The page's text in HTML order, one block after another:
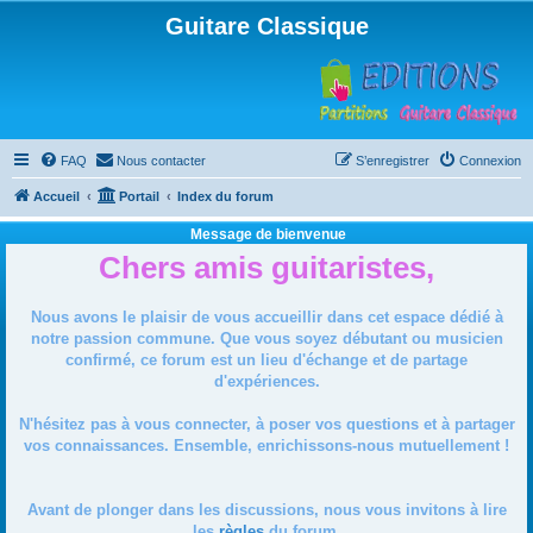
Guitare Classique
FAQ Nous contacter Connexion
S’enregistrer
Accueil Portail Index du forum
Message de bienvenue
Chers amis guitaristes,
Nous avons le plaisir de vous accueillir dans cet espace dédié à
notre passion commune. Que vous soyez débutant ou musicien
confirmé, ce forum est un lieu d'échange et de partage
d'expériences.
N'hésitez pas à vous connecter, à poser vos questions et à partager
vos connaissances. Ensemble, enrichissons-nous mutuellement !
Avant de plonger dans les discussions, nous vous invitons à lire